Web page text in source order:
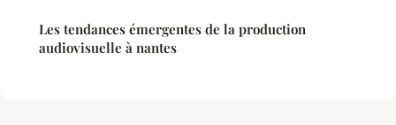
Les tendances émergentes de la production
audiovisuelle à nantes